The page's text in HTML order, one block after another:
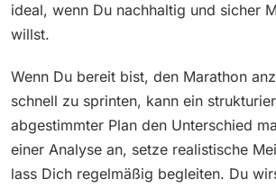
ideal, wenn Du nachhaltig und sicher
willst.
Wenn Du bereit bist, den Marathon
schnell zu sprinten, kann ein
abgestimmter Plan den Unterschied
einer Analyse an, setze realistische
lass Dich regelmäßig begleiten. Du